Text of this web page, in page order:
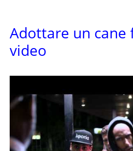
Adottare un cane
video